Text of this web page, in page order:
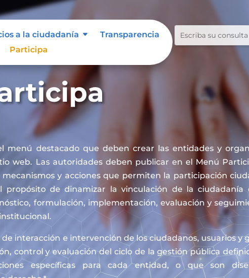
a la ciudadanía
Transparencia
Participa
menú destacado que deben crear las entidades y
web. Las autoridades deben publicar en el Menú
y acciones que permiten la participación
de dinamizar la vinculación de la ciudadanía
formulación, implementación, evaluación y
interacción e intervención de los ciudadanos, usuarios y
control y evaluación del ciclo de la gestión pública
específicas para cada entidad, o que son